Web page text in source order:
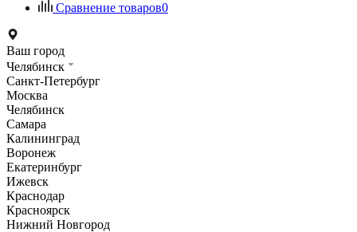
Сравнение товаров0
Ваш город
Челябинск
Санкт-Петербург
Москва
Челябинск
Самара
Калининград
Воронеж
Екатеринбург
Ижевск
Краснодар
Красноярск
Нижний Новгород